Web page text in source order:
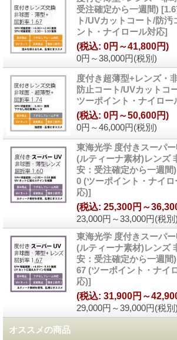
受注確定から一週間) [
ト/UVカットコート/防汚
ント・ナイロール対応]
0円～38,000円(税別)
(税込: 0円～41,800円)
度付き超薄型+レンズ・
防止コート/UVカットコ
ツーポイント・ナイロー
0円～46,000円(税別)
(税込: 0円～50,600円)
東海光学 度付きスーパ
(ルティーナ素材)レンズ
安：受注確定から一週間)
0 (ツーポイント・ナイ
応)]
23,000円～33,000円(税別)
(税込: 25,300円～
東海光学 度付きスーパ
(ルティーナ素材)レンズ
安：受注確定から一週間)
67 (ツーポイント・ナイ
応)]
29,000円～39,000円(税別)
(税込: 31,900円～
オススメの商品